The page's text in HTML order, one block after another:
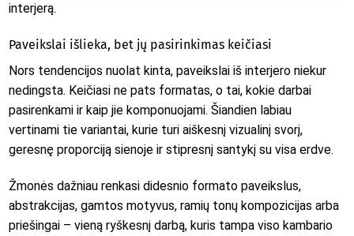
interjerą.
Paveikslai išlieka, bet jų pasirinkimas keičiasi
Nors tendencijos nuolat kinta, paveikslai iš interjero niekur
nedingsta. Keičiasi ne pats formatas, o tai, kokie darbai
pasirenkami ir kaip jie komponuojami. Šiandien labiau
vertinami tie variantai, kurie turi aiškesnį vizualinį svorį,
geresnę proporciją sienoje ir stipresnį santykį su visa erdve.
Žmonės dažniau renkasi didesnio formato paveikslus,
abstrakcijas, gamtos motyvus, ramių tonų kompozicijas arba
priešingai – vieną ryškesnį darbą, kuris tampa viso kambario